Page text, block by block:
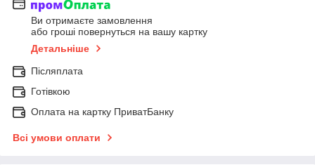
Ви отримаєте замовлення
або гроші повернуться на вашу картку
Детальніше
Післяплата
Готівкою
Оплата на картку ПриватБанку
Всі умови оплати